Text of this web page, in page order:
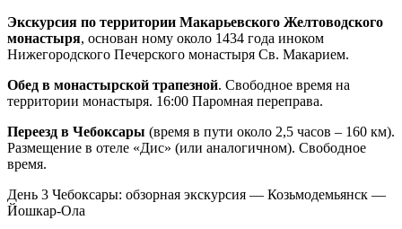
Экскурсия по территории Макарьевского Желтоводского
монастыря, основан ному около 1434 года иноком
Нижегородского Печерского монастыря Св. Макарием.
Обед в монастырской трапезной. Свободное время на
территории монастыря. 16:00 Паромная переправа.
Переезд в Чебоксары (время в пути около 2,5 часов – 160 км).
Размещение в отеле «Дис» (или аналогичном). Свободное
время.
День 3 Чебоксары: обзорная экскурсия — Козьмодемьянск —
Йошкар-Ола